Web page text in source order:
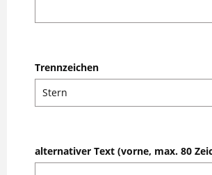
Trennzeichen
alternativer Text (vorne, max. 80